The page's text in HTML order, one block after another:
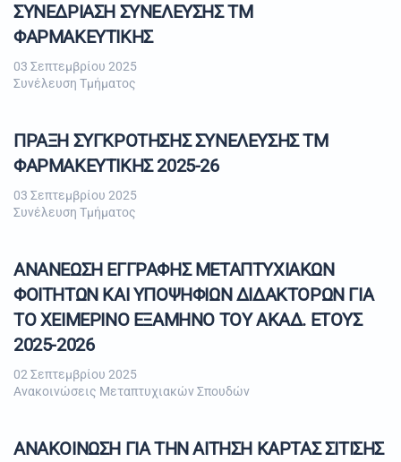
ΣΥΝΕΔΡΙΑΣΗ ΣΥΝΕΛΕΥΣΗΣ ΤΜ
ΦΑΡΜΑΚΕΥΤΙΚΗΣ
03 Σεπτεμβρίου 2025
Συνέλευση Τμήματος
ΠΡΑΞΗ ΣΥΓΚΡΟΤΗΣΗΣ ΣΥΝΕΛΕΥΣΗΣ ΤΜ
ΦΑΡΜΑΚΕΥΤΙΚΗΣ 2025-26
03 Σεπτεμβρίου 2025
Συνέλευση Τμήματος
ΑΝΑΝΕΩΣΗ ΕΓΓΡΑΦΗΣ ΜΕΤΑΠΤΥΧΙΑΚΩΝ
ΦΟΙΤΗΤΩΝ ΚΑΙ ΥΠΟΨΗΦΙΩΝ ΔΙΔΑΚΤΟΡΩΝ ΓΙΑ
ΤΟ ΧΕΙΜΕΡΙΝΟ ΕΞΑΜΗΝΟ ΤΟΥ ΑΚΑΔ. ΕΤΟΥΣ
2025-2026
02 Σεπτεμβρίου 2025
Ανακοινώσεις Μεταπτυχιακών Σπουδών
ΑΝΑΚΟΙΝΩΣΗ ΓΙΑ ΤΗΝ ΑΙΤΗΣΗ ΚΑΡΤΑΣ ΣΙΤΙΣΗΣ